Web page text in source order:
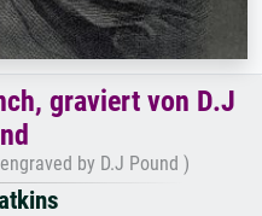
graviert von D.J
by D.J Pound )